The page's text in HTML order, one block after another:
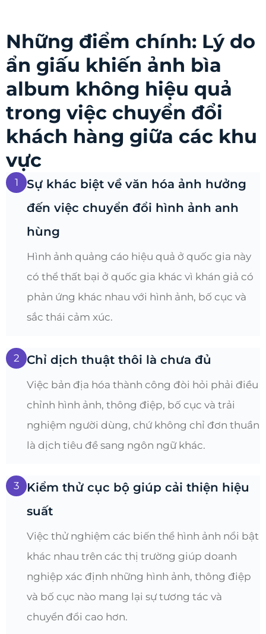
Những điểm chính: Lý do
ẩn giấu khiến ảnh bìa
album không hiệu quả
trong việc chuyển đổi
khách hàng giữa các khu
vực
1
Sự khác biệt về văn hóa ảnh hưởng
đến việc chuyển đổi hình ảnh anh
hùng
Hình ảnh quảng cáo hiệu quả ở quốc gia này
có thể thất bại ở quốc gia khác vì khán giả có
phản ứng khác nhau với hình ảnh, bố cục và
sắc thái cảm xúc.
2 Chỉ dịch thuật thôi là chưa đủ
Việc bản địa hóa thành công đòi hỏi phải điều
chỉnh hình ảnh, thông điệp, bố cục và trải
nghiệm người dùng, chứ không chỉ đơn thuần
là dịch tiêu đề sang ngôn ngữ khác.
3
Kiểm thử cục bộ giúp cải thiện hiệu
suất
Việc thử nghiệm các biến thể hình ảnh nổi bật
khác nhau trên các thị trường giúp doanh
nghiệp xác định những hình ảnh, thông điệp
và bố cục nào mang lại sự tương tác và
chuyển đổi cao hơn.